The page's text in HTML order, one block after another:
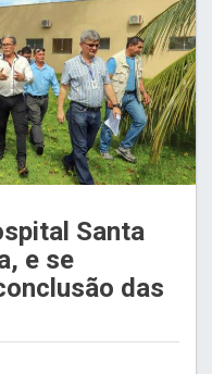
Santa
e se
das